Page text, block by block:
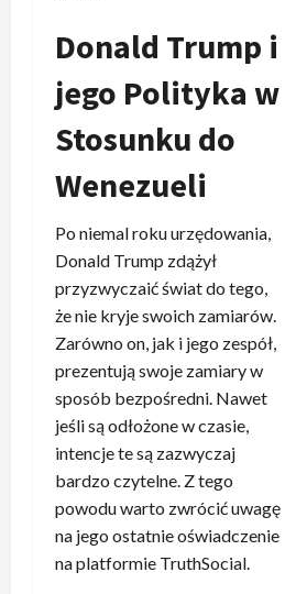
Donald Trump i
jego Polityka w
Stosunku do
Wenezueli
Po niemal roku urzędowania,
Donald Trump zdążył
przyzwyczaić świat do tego,
że nie kryje swoich zamiarów.
Zarówno on, jak i jego zespół,
prezentują swoje zamiary w
sposób bezpośredni. Nawet
jeśli są odłożone w czasie,
intencje te są zazwyczaj
bardzo czytelne. Z tego
powodu warto zwrócić uwagę
na jego ostatnie oświadczenie
na platformie TruthSocial.